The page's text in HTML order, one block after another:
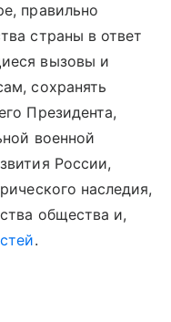
правильно
страны в ответ
вызовы и
сохранять
Президента,
военной
России,
наследия,
общества и,
.